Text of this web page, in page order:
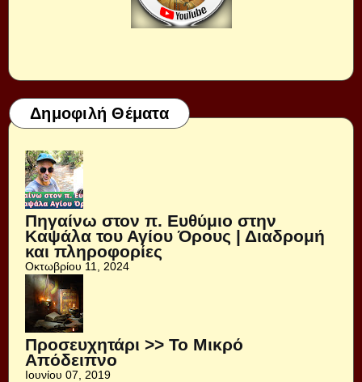
Δημοφιλή Θέματα
Πηγαίνω στον π. Ευθύμιο στην
Καψάλα του Αγίου Όρους | Διαδρομή
και πληροφορίες
Οκτωβρίου 11, 2024
Προσευχητάρι >> Το Μικρό
Απόδειπνο
Ιουνίου 07, 2019